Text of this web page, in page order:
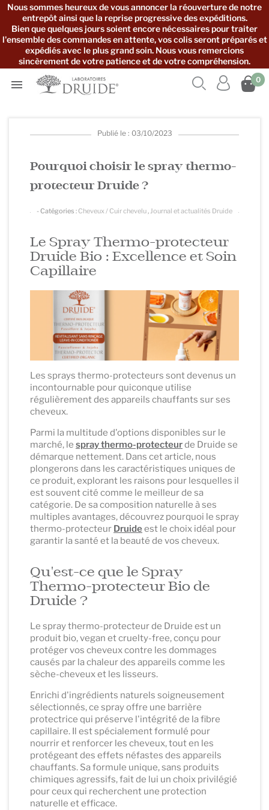
Nous sommes heureux de vous annoncer la réouverture de notre
entrepôt ainsi que la reprise progressive des expéditions.
Bien que quelques jours soient encore nécessaires pour traiter
l'ensemble des commandes en attente, vos colis seront préparés et
expédiés avec le plus grand soin. Nous vous remercions
sincèrement de votre patience et de votre compréhension.
 0


Publié le : 03/10/2023
Pourquoi choisir le spray thermo-
protecteur Druide ?
- Catégories : Cheveux / Cuir chevelu,Journal et actualités Druide
Le Spray Thermo-protecteur
Druide Bio : Excellence et Soin
Capillaire
Les sprays thermo-protecteurs sont devenus un
incontournable pour quiconque utilise
régulièrement des appareils chauffants sur ses
cheveux.
Parmi la multitude d'options disponibles sur le
marché, le spray thermo-protecteurde Druide se
démarque nettement. Dans cet article, nous
plongerons dans les caractéristiques uniques de
ce produit, explorant les raisons pour lesquelles il
est souvent cité comme le meilleur de sa
catégorie. De sa composition naturelle à ses
multiples avantages, découvrez pourquoi le spray
thermo-protecteur Druideest le choix idéal pour
garantir la santé et la beauté de vos cheveux.
Qu'est-ce que le Spray
Thermo-protecteur Bio de
Druide ?
Le spray thermo-protecteur de Druide est un
produit bio, vegan et cruelty-free, conçu pour
protéger vos cheveux contre les dommages
causés par la chaleur des appareils comme les
sèche-cheveux et les lisseurs.
Enrichi d'ingrédients naturels soigneusement
sélectionnés, ce spray offre une barrière
protectrice qui préserve l'intégrité de la fibre
capillaire. Il est spécialement formulé pour
nourrir et renforcer les cheveux, tout en les
protégeant des effets néfastes des appareils
chauffants. Sa formule unique, sans produits
chimiques agressifs, fait de lui un choix privilégié
pour ceux qui recherchent une protection
naturelle et efficace.